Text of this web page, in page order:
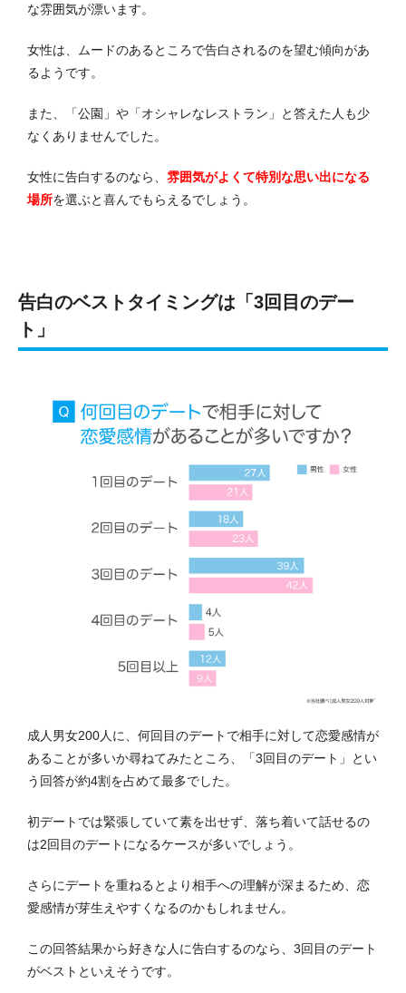
な雰囲気が漂います。
女性は、ムードのあるところで告白されるのを望む傾向があ
るようです。
また、「公園」や「オシャレなレストラン」と答えた人も少
なくありませんでした。
女性に告白するのなら、 雰囲気がよくて特別な思い出になる
場所を選ぶと喜んでもらえるでしょう。
告白のベストタイミングは「3回目のデー
ト」
成人男女200人に、何回目のデートで相手に対して恋愛感情が
あることが多いか尋ねてみたところ、「3回目のデート」とい
う回答が約4割を占めて最多でした。
初デートでは緊張していて素を出せず、落ち着いて話せるの
は2回目のデートになるケースが多いでしょう。
さらにデートを重ねるとより相手への理解が深まるため、恋
愛感情が芽生えやすくなるのかもしれません。
この回答結果から好きな人に告白するのなら、3回目のデート
がベストといえそうです。